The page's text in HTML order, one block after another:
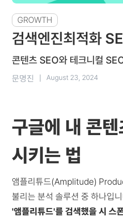
GROWTH
검색엔진최적화
콘텐츠 SEO와 테크니컬
문명진 August 23, 2024
구글에 내 콘
시키는 법
앰플리튜드(Amplitude)
불리는 분석 솔루션 중 하나입
'앰플리튜드'를 검색했을 시 스